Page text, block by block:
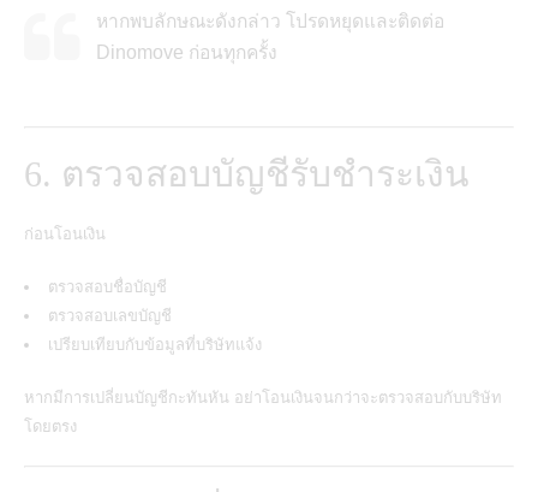
หากพบลักษณะดังกล่าว โปรดหยุดและติดต่อ
Dinomove ก่อนทุกครั้ง
6. ตรวจสอบบัญชีรับชำระเงิน
ก่อนโอนเงิน
ตรวจสอบชื่อบัญชี
ตรวจสอบเลขบัญชี
เปรียบเทียบกับข้อมูลที่บริษัทแจ้ง
หากมีการเปลี่ยนบัญชีกะทันหัน อย่าโอนเงินจนกว่าจะตรวจสอบกับบริษัท
โดยตรง